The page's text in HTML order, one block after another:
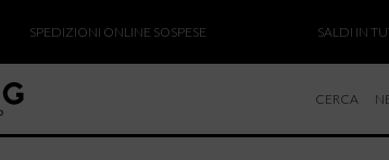
SPEDIZIONI ONLINE SOSPESE SALDI IN TUTTI I
CERCA